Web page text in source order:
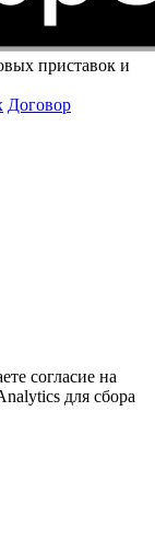
приставок и
Договор
согласие на
для сбора